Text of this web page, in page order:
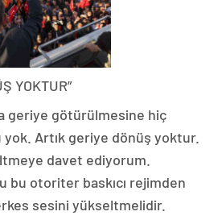
YOKTUR”
geriye götürülmesine hiç
Artık geriye dönüş yoktur.
davet ediyorum.
bu otoriter baskıcı rejimden
sesini yükseltmelidir.